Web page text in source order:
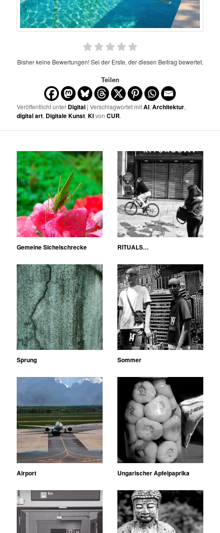
Bisher keine Bewertungen! Sei der Erste, der diesen Beitrag bewertet.
Teilen
Veröffentlicht unter Digital | Verschlagwortet mitAI,Architektur,
digital art, Digitale Kunst,KIvonCUR.
Gemeine Sichelschrecke RITUALS…
Sprung Sommer
Airport Ungarischer Apfelpaprika